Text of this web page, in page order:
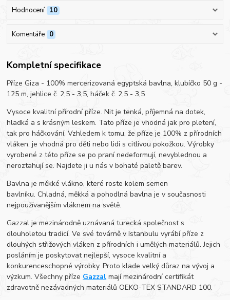
Hodnocení 10
Komentáře 0
Kompletní specifikace
Příze Giza - 100% mercerizovaná egyptská bavlna, klubíčko 50 g -
125 m, jehlice č. 2,5 - 3,5, háček č. 2,5 - 3,5
Vysoce kvalitní přírodní příze. Nit je tenká, příjemná na dotek,
hladká a s krásným leskem. Tato příze je vhodná jak pro pletení,
tak pro háčkování. Vzhledem k tomu, že příze je 100% z přírodních
vláken, je vhodná pro děti nebo lidi s citlivou pokožkou. Výrobky
vyrobené z této příze se po praní nedeformují, nevyblednou a
neroztahují se. Najdete ji u nás v bohaté paletě barev.
Bavlna je měkké vlákno, které roste kolem semen
bavlníku. Chladná, měkká a pohodlná bavlna je v současnosti
nejpoužívanějším vláknem na světě.
Gazzal je mezinárodně uznávaná turecká společnost s
dlouholetou tradicí. Ve své továrně v Istanbulu vyrábí příze z
dlouhých střižových vláken z přírodních i umělých materiálů. Jejich
posláním je poskytovat nejlepší, vysoce kvalitní a
konkurenceschopné výrobky. Proto klade velký důraz na vývoj a
výzkum. Všechny příze Gazzal mají mezinárodní certifikát
zdravotně nezávadných materiálů OEKO-TEX STANDARD 100.